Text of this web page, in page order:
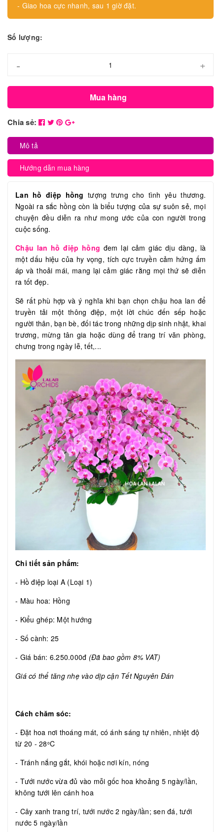
- Giao hoa cực nhanh, sau 1 giờ đặt.
Số lượng:
- +
Mua hàng
Chia sẻ:
Mô tả
Hướng dẫn mua hàng
Lan hồ điệp hồng tượng trưng cho tình yêu thương.
Ngoài ra sắc hồng còn là biểu tượng của sự suôn sẻ, mọi
chuyện đều diễn ra như mong ước của con người trong
cuộc sống.
Chậu lan hồ điệp hồng đem lại cảm giác dịu dàng, là
một dấu hiệu của hy vọng, tích cực truyền cảm hứng ấm
áp và thoải mái, mang lại cảm giác rằng mọi thứ sẽ diễn
ra tốt đẹp.
Sẽ rất phù hợp và ý nghĩa khi bạn chọn chậu hoa lan để
truyền tải một thông điệp, một lời chúc đến sếp hoặc
người thân, bạn bè, đối tác trong những dịp sinh nhật, khai
trương, mừng tân gia hoặc dùng để trang trí văn phòng,
chưng trong ngày lễ, tết,...
Chi tiết sản phẩm:
- Hồ điệp loại A (Loại 1)
- Màu hoa: Hồng
- Kiểu ghép: Một hướng
- Số cành: 25
- Giá bán: 6.250.000đ (Đã bao gồm 8% VAT)
Giá có thể tăng nhẹ vào dịp cận Tết Nguyên Đán
Cách chăm sóc:
- Đặt hoa nơi thoáng mát, có ánh sáng tự nhiên, nhiệt độ
từ 20 - 28oC
- Tránh nắng gắt, khói hoặc nơi kín, nóng
- Tưới nước vừa đủ vào mỗi gốc hoa khoảng 5 ngày/lần,
không tưới lên cánh hoa
- Cây xanh trang trí, tưới nước 2 ngày/lần; sen đá, tưới
nước 5 ngày/lần